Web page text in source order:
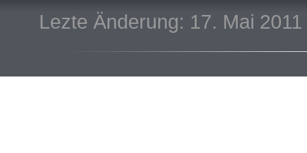
Lezte Änderung: 17. Mai